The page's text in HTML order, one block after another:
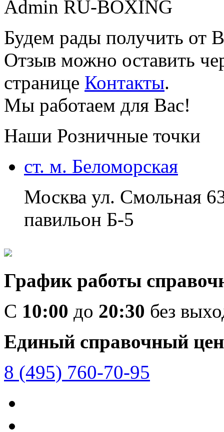
Admin RU-BOXING
Будем рады получить от
Отзыв можно оставить
странице Контакты.
Мы работаем для Вас!
Наши Розничные точки
ст. м. Беломорская
Москва ул. Смольная
павильон Б-5
График работы
C 10:00 до 20:30 без
Единый справочный
8 (495) 760-70-95